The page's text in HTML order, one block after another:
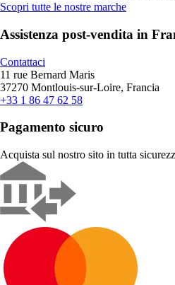
Scopri tutte le nostre marche
Assistenza post-vendita in
Contattaci
11 rue Bernard Maris
37270 Montlouis-sur-Loire, Francia
+33 1 86 47 62 58
Pagamento sicuro
Acquista sul nostro sito in tutta